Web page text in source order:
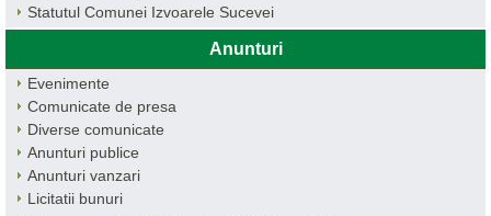
Statutul Comunei Izvoarele Sucevei
Anunturi
Evenimente
Comunicate de presa
Diverse comunicate
Anunturi publice
Anunturi vanzari
Licitatii bunuri